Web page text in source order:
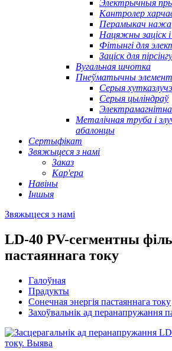
Электрычныя
Кантролер
Перамыкач нажа
Нацяжны заціск і
Фітынгі для
Заціск для пірсінгу
Вугальная шчотка
Пнеўматычны элемент
Серыя
Серыя цыліндраў
Металічная труба і
абалонцы
Сертыфікат
Звяжыцеся з намі
Заказ
Кар'ера
Навіны
Іншыя
Звяжыцеся з намі
LD-40 PV-сегментны
пастаяннага току
Галоўная
Прадукты
Сонечная энергія пастаяннага току
Захоўвальнік ад перанапружання